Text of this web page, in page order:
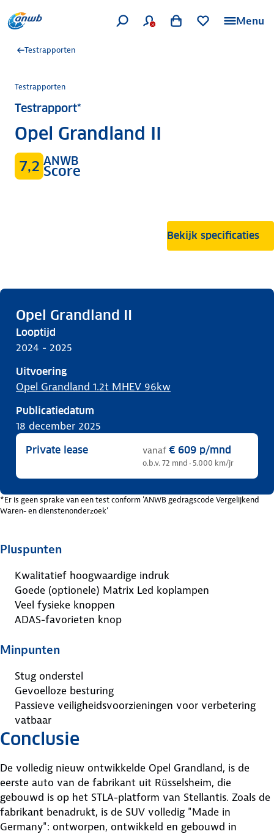
Menu
Testrapporten
Testrapporten
Testrapport*
Opel Grandland II
7,2 ANWB
Score
Bekijk specificaties
Opel Grandland II
Looptijd
2024 - 2025
Uitvoering
Opel Grandland 1.2t MHEV 96kw
Publicatiedatum
18 december 2025
Private lease vanaf € 609 p/mnd
o.b.v. 72 mnd · 5.000 km/jr
*Er is geen sprake van een test conform 'ANWB gedragscode Vergelijkend
Waren- en dienstenonderzoek'
Pluspunten
Kwalitatief hoogwaardige indruk
Goede (optionele) Matrix Led koplampen
Veel fysieke knoppen
ADAS-favorieten knop
Minpunten
Stug onderstel
Gevoelloze besturing
Passieve veiligheidsvoorzieningen voor verbetering
vatbaar
Conclusie
De volledig nieuw ontwikkelde Opel Grandland, is de
eerste auto van de fabrikant uit Rüsselsheim, die
gebouwd is op het STLA-platform van Stellantis. Zoals de
fabrikant benadrukt, is de SUV volledig "Made in
Germany": ontworpen, ontwikkeld en gebouwd in